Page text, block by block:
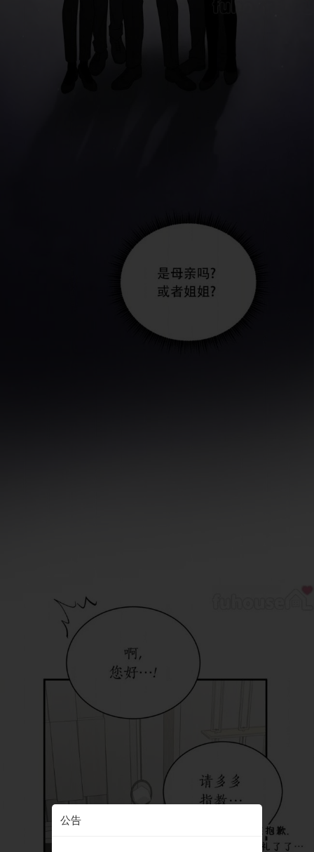
公告